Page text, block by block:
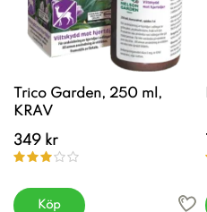
Trico Garden, 250 ml,
KRAV
349 kr
Köp